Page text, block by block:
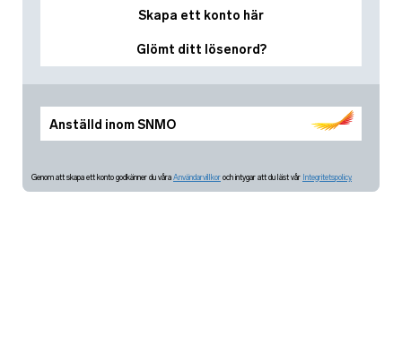
Anställd inom SNMO
Skapa ett konto här
Glömt ditt lösenord?
Genom att skapa ett konto godkänner du våra Användarvillkor och intygar att du läst vår Integritetspolicy.